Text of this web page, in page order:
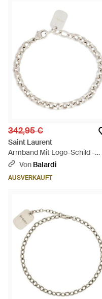
342,95 €
Saint Laurent
Armband Mit Logo-Schild -
Mettallic
Von Balardi
AUSVERKAUFT